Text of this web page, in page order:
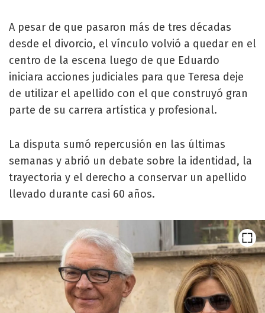
A pesar de que pasaron más de tres décadas
desde el divorcio, el vínculo volvió a quedar en el
centro de la escena luego de que Eduardo
iniciara acciones judiciales para que Teresa deje
de utilizar el apellido con el que construyó gran
parte de su carrera artística y profesional.
La disputa sumó repercusión en las últimas
semanas y abrió un debate sobre la identidad, la
trayectoria y el derecho a conservar un apellido
llevado durante casi 60 años.